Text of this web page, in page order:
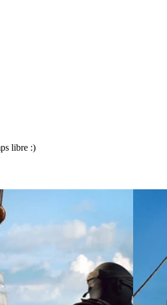
libre :)